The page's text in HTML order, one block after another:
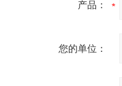
产品：
您的单位：